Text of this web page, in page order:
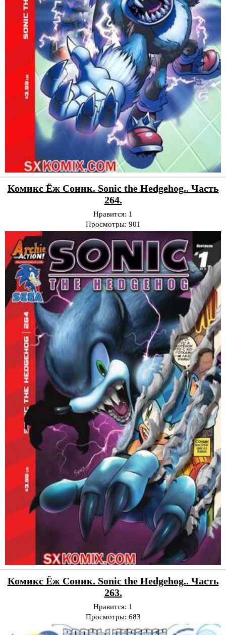
Комикс Ёж Соник. Sonic the Hedgehog.. Часть
264.
Нравится: 1
Просмотры: 901
Комикс Ёж Соник. Sonic the Hedgehog.. Часть
263.
Нравится: 1
Просмотры: 683